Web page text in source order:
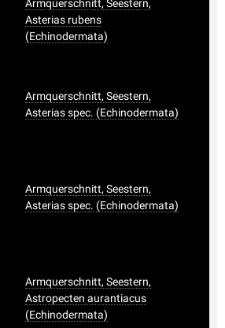
Armquerschnitt, Seestern,
Asterias rubens
(Echinodermata)
Armquerschnitt, Seestern,
Asterias spec. (Echinodermata)
Armquerschnitt, Seestern,
Asterias spec. (Echinodermata)
Armquerschnitt, Seestern,
Astropecten aurantiacus
(Echinodermata)